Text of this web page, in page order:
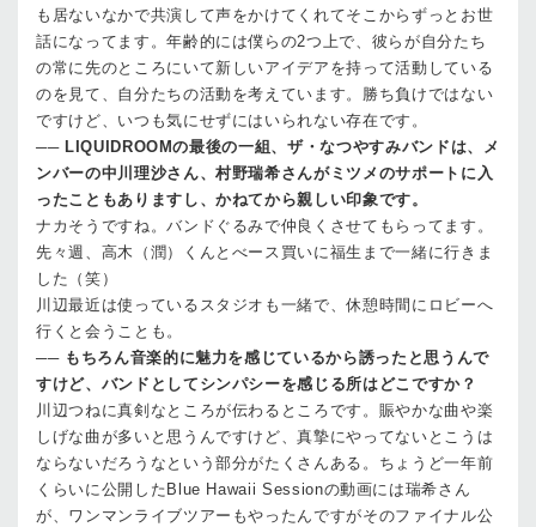
も居ないなかで共演して声をかけてくれてそこからずっとお世
話になってます。年齢的には僕らの2つ上で、彼らが自分たち
の常に先のところにいて新しいアイデアを持って活動している
のを見て、自分たちの活動を考えています。勝ち負けではない
ですけど、いつも気にせずにはいられない存在です。
── LIQUIDROOMの最後の一組、ザ・なつやすみバンドは、メ
ンバーの中川理沙さん、村野瑞希さんがミツメのサポートに入
ったこともありますし、かねてから親しい印象です。
ナカ そうですね。バンドぐるみで仲良くさせてもらってます。
先々週、高木（潤）くんとべース買いに福生まで一緒に行きま
した（笑）
川辺最近は使っているスタジオも一緒で、休憩時間にロビーへ
行くと会うことも。
── もちろん音楽的に魅力を感じているから誘ったと思うんで
すけど、バンドとしてシンパシーを感じる所はどこですか？
川辺つねに真剣なところが伝わるところです。賑やかな曲や楽
しげな曲が多いと思うんですけど、真摯にやってないとこうは
ならないだろうなという部分がたくさんある。ちょうど一年前
くらいに公開したBlue Hawaii Sessionの動画には瑞希さん
が、ワンマンライブツアーもやったんですがそのファイナル公